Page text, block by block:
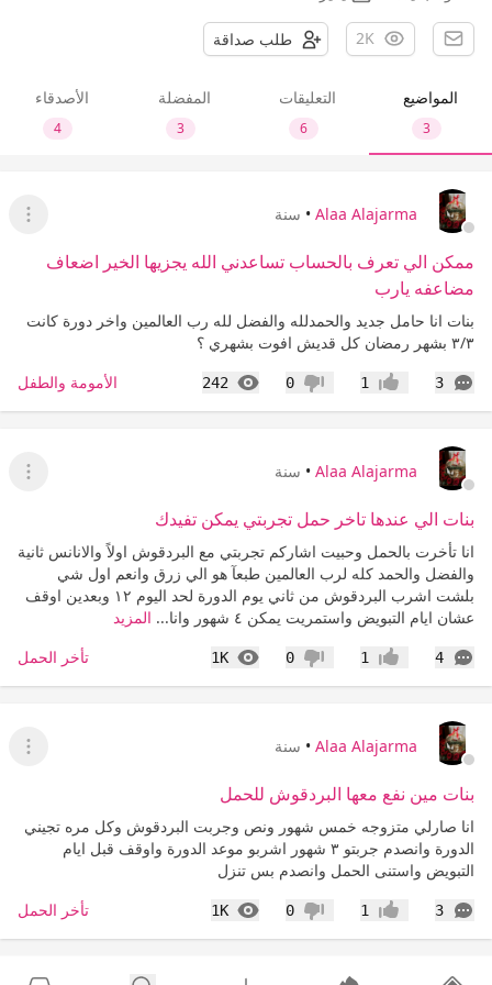
2K طلب صداقة
المواضيع
3
التعليقات
6
المفضلة
3
الأصدقاء
4
Alaa Alajarma
• سنة
عرض
ممكن الي تعرف بالحساب تساعدني الله يجزيها الخير اضعاف
مضاعفه يارب
بنات انا حامل جديد والحمدلله والفضل لله رب العالمين واخر دورة كانت
٣/٣ بشهر رمضان كل قديش افوت بشهري ؟
3
التعليقات إعجاب1 عدم إعجاب
0
242
المشاهدات الأمومة والطفل
Alaa Alajarma
• سنة
عرض
بنات الي عندها تاخر حمل تجربتي يمكن تفيدك
انا تأخرت بالحمل وحبيت اشاركم تجربتي مع البردقوش اولاً والانانس ثانية
والفضل والحمد كله لرب العالمين طبعآ هو الي زرق وانعم اول شي
بلشت اشرب البردقوش من ثاني يوم الدورة لحد اليوم ١٢ وبعدين اوقف
عشان ايام التبويض واستمريت يمكن ٤ شهور وانا...
المزيد
4
التعليقات إعجاب1 عدم إعجاب
0
1K
المشاهدات تأخر الحمل
Alaa Alajarma
• سنة
عرض
بنات مين نفع معها البردقوش للحمل
انا صارلي متزوجه خمس شهور ونص وجربت البردقوش وكل مره تجيني
الدورة وانصدم جربتو ٣ شهور اشربو موعد الدورة واوقف قبل ايام
التبويض واستنى الحمل وانصدم بس تنزل
3
التعليقات إعجاب1 عدم إعجاب
0
1K
المشاهدات تأخر الحمل